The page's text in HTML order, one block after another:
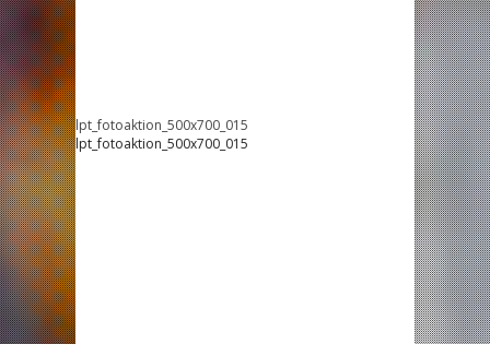
lpt_fotoaktion_500x700_015
lpt_fotoaktion_500x700_015